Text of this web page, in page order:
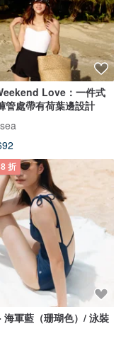
Love：一件式
管處帶有荷葉邊設計
折
海軍藍（珊瑚色）/ 泳裝